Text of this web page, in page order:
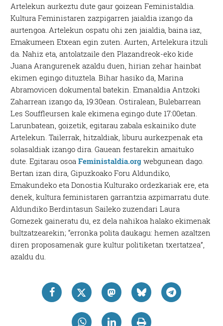
Artelekun aurkeztu dute gaur goizean Feministaldia.
Kultura Feministaren zazpigarren jaialdia izango da
aurtengoa. Artelekun ospatu ohi zen jaialdia, baina iaz,
Emakumeen Etxean egin zuten. Aurten, Artelekura itzuli
da. Nahiz eta, antolatzaile den Plazandreok-eko kide
Juana Arangurenek azaldu duen, hirian zehar hainbat
ekimen egingo dituztela. Bihar hasiko da, Marina
Abramovicen dokumental batekin. Emanaldia Antzoki
Zaharrean izango da, 19:30ean. Ostiralean, Bulebarrean
Les Souffleursen kale ekimena egingo dute 17:00etan.
Larunbatean, goizetik, egitarau zabala eskainiko dute
Artelekun. Tailerrak, hitzaldiak, liburu aurkezpenak eta
solasaldiak izango dira. Gauean festarekin amaituko
dute. Egitarau osoaFeministaldia.org webgunean dago.
Bertan izan dira, Gipuzkoako Foru Aldundiko,
Emakundeko eta Donostia Kulturako ordezkariak ere, eta
denek, kultura feministaren garrantzia azpimarratu dute.
Aldundiko Berdintasun Saileko zuzendari Laura
Gomezek gaineratu du, ez dela nahikoa halako ekimenak
bultzatzearekin; “erronka polita daukagu: hemen azaltzen
diren proposamenak gure kultur politiketan txertatzea”,
azaldu du.